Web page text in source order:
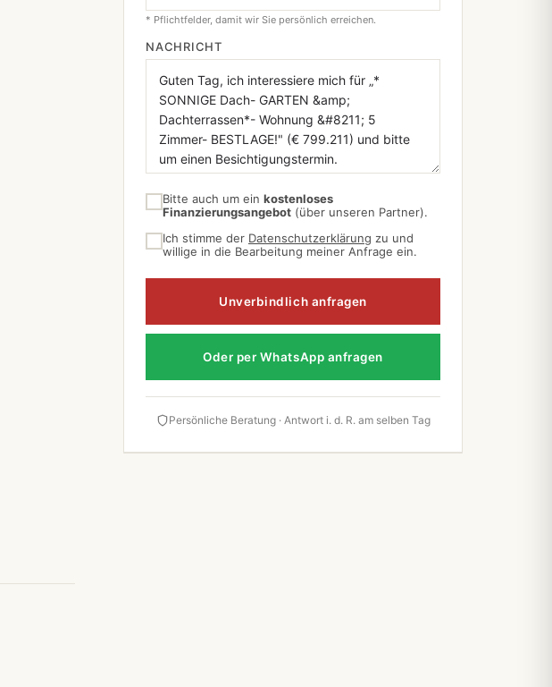
* Pflichtfelder, damit wir Sie persönlich erreichen.
NACHRICHT
Bitte auch um ein kostenloses
Finanzierungsangebot (über unseren Partner).
Ich stimme der Datenschutzerklärung zu und
willige in die Bearbeitung meiner Anfrage ein.
Unverbindlich anfragen
Oder per WhatsApp anfragen
Persönliche Beratung · Antwort i. d. R. am selben Tag